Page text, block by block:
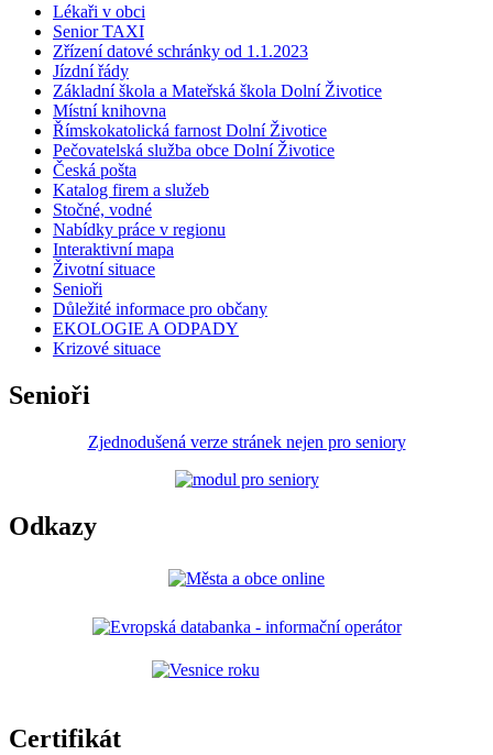
Lékaři v obci
Senior TAXI
Zřízení datové schránky od 1.1.2023
Jízdní řády
Základní škola a Mateřská škola Dolní Životice
Místní knihovna
Římskokatolická farnost Dolní Životice
Pečovatelská služba obce Dolní Životice
Česká pošta
Katalog firem a služeb
Stočné, vodné
Nabídky práce v regionu
Interaktivní mapa
Životní situace
Senioři
Důležité informace pro občany
EKOLOGIE A ODPADY
Krizové situace
Senioři
Zjednodušená verze stránek nejen pro seniory
Odkazy
Certifikát